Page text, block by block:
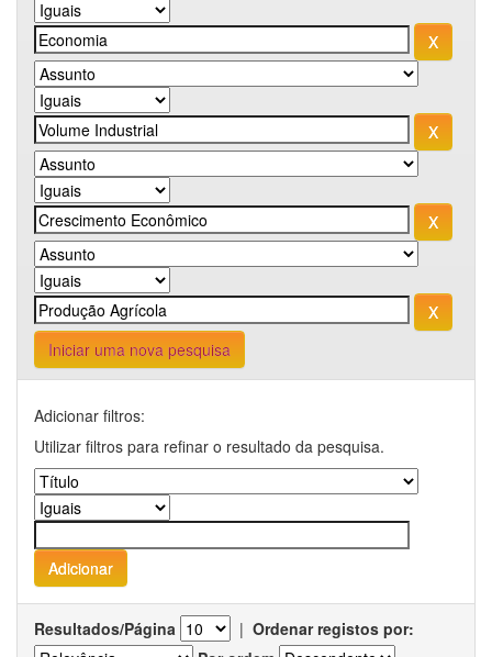
Iniciar uma nova pesquisa
Adicionar filtros:
Utilizar filtros para refinar o resultado da pesquisa.
Resultados/Página | Ordenar registos por: